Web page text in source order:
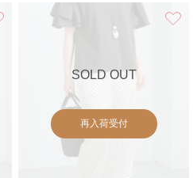
お気に入り
SOLD OUT
再入荷受付